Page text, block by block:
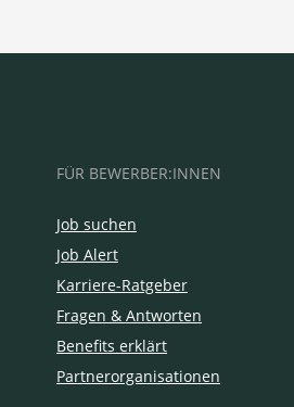
FÜR BEWERBER:INNEN
Job suchen
Job Alert
Karriere-Ratgeber
Fragen & Antworten
Benefits erklärt
Partnerorganisationen